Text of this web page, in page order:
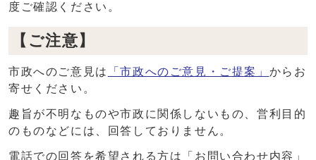
度ご確認ください。
【ご注意】
市政へのご意見は 「市政へのご意見・ご提案」 からお
寄せください。
趣旨が不明なものや市政に関係しないもの、営利目的
のものなどには、回答しておりません。
電話での回答を希望される方は「お問い合わせ内容」